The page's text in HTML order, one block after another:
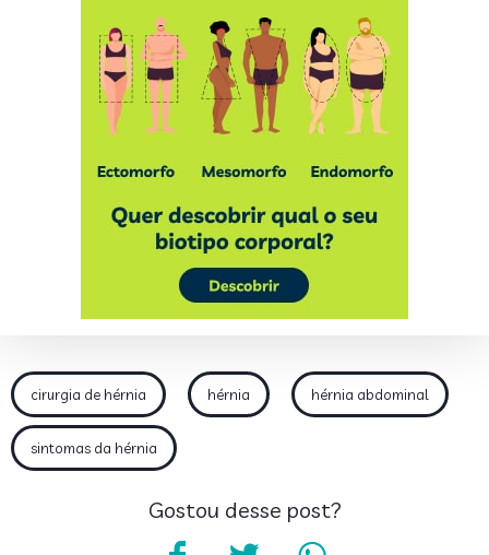
cirurgia de hérnia hérnia hérnia abdominal
sintomas da hérnia
Gostou desse post?